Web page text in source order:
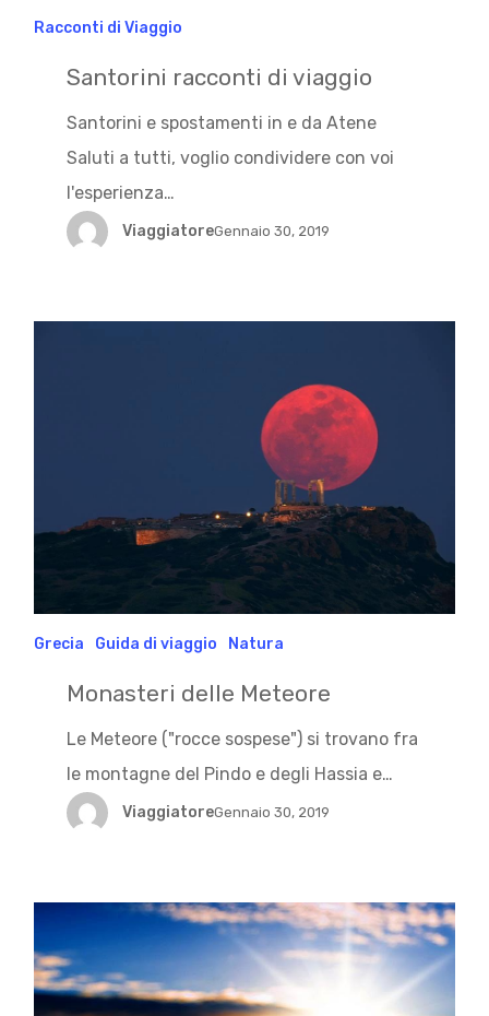
Racconti di Viaggio
Santorini racconti di viaggio
Santorini e spostamenti in e da Atene
Saluti a tutti, voglio condividere con voi
l'esperienza…
ViaggiatoreGennaio 30, 2019
Grecia Guida di viaggio Natura
Monasteri delle Meteore
Le Meteore ("rocce sospese") si trovano fra
le montagne del Pindo e degli Hassia e…
ViaggiatoreGennaio 30, 2019